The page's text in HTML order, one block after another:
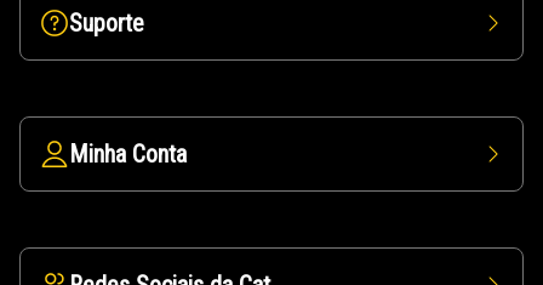
Suporte
Minha Conta